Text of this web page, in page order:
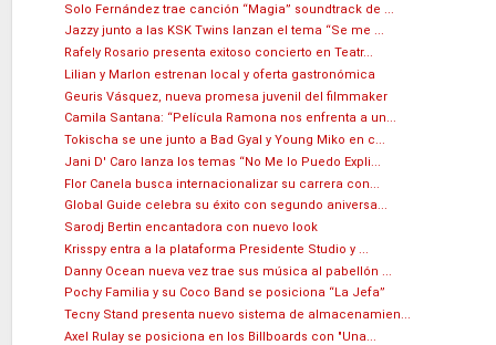
Solo Fernández trae canción “Magia” soundtrack de ...
Jazzy junto a las KSK Twins lanzan el tema “Se me ...
Rafely Rosario presenta exitoso concierto en Teatr...
Lilian y Marlon estrenan local y oferta gastronómica
Geuris Vásquez, nueva promesa juvenil del filmmaker
Camila Santana: “Película Ramona nos enfrenta a un...
Tokischa se une junto a Bad Gyal y Young Miko en c...
Jani D' Caro lanza los temas “No Me lo Puedo Expli...
Flor Canela busca internacionalizar su carrera con...
Global Guide celebra su éxito con segundo aniversa...
Sarodj Bertin encantadora con nuevo look
Krisspy entra a la plataforma Presidente Studio y ...
Danny Ocean nueva vez trae sus música al pabellón ...
Pochy Familia y su Coco Band se posiciona “La Jefa”
Tecny Stand presenta nuevo sistema de almacenamien...
Axel Rulay se posiciona en los Billboards con "Una...